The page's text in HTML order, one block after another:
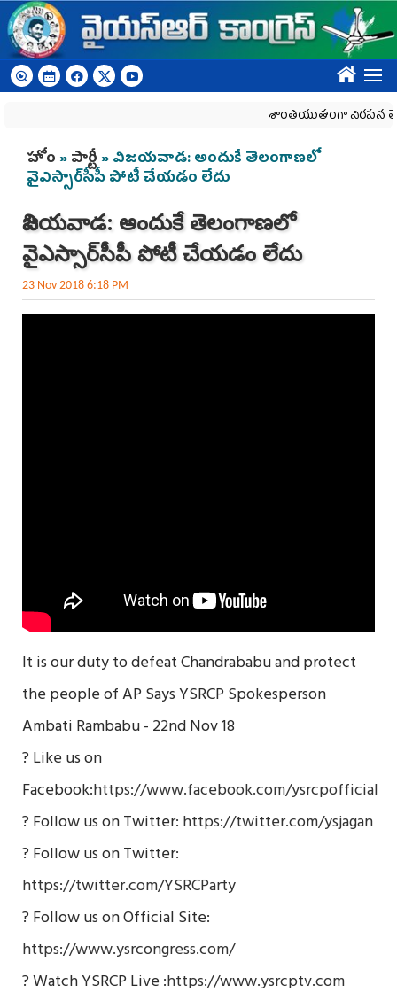
Skip to main content
????
శాంతియుతంగా నిరసన
You are here
హోం »పార్టీ» విజయవాడ: అందుకే తెలంగాణలో
వైఎస్సార్‌సీపీ పోటీ చేయడం లేదు
విజయవాడ: అందుకే తెలంగాణలో
వైఎస్సార్‌సీపీ పోటీ చేయడం లేదు
23 Nov 2018 6:18 PM
It is our duty to defeat Chandrababu and protect
the people of AP Says YSRCP Spokesperson
Ambati Rambabu - 22nd Nov 18
? Like us on
Facebook:https://www.facebook.com/ysrcpofficial
? Follow us on Twitter:https://twitter.com/ysjagan
? Follow us on Twitter:
https://twitter.com/YSRCParty
? Follow us on Official Site:
https://www.ysrcongress.com/
? Watch YSRCP Live :https://www.ysrcptv.com